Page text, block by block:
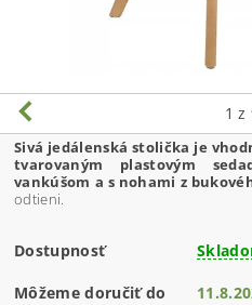
1 z
Sivá jedálenská stolička je
tvarovaným plastovým
vankúšom a s nohami z
odtieni.
Dostupnosť
Môžeme doručiť do